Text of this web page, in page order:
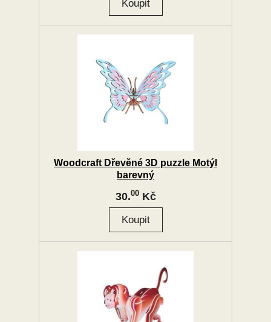
Woodcraft Dřevěné 3D puzzle Motýl
barevný
30.00Kč